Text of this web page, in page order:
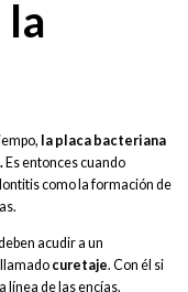
la
la placa bacteriana
Es entonces cuando
como la formación de
acudir a un
curetaje. Con él si
línea de las encías.